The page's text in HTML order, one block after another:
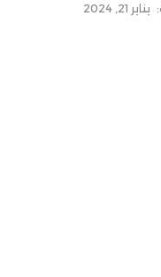
يناير 21, 2024